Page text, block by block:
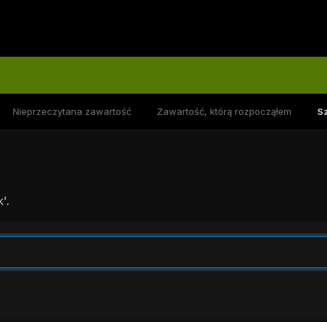
Nieprzeczytana zawartość Zawartość, którą rozpocząłem